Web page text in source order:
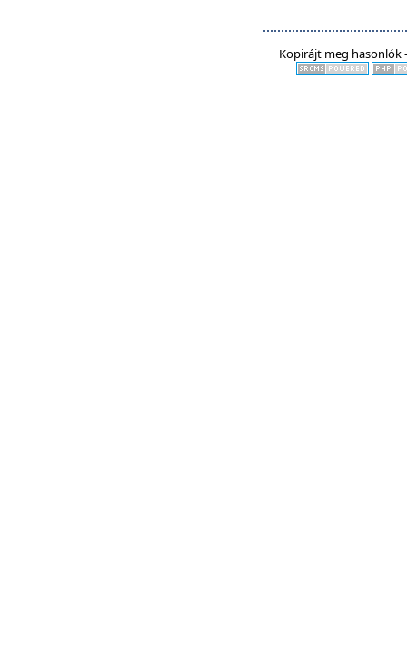
Kopirájt meg hasonlók